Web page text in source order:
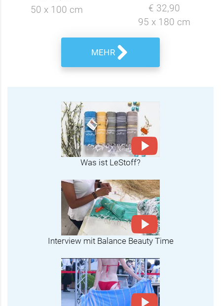
50 x 100 cm
€ 32,90
95 x 180 cm
MEHR
Was ist LeStoff?
Interview mit Balance Beauty Time